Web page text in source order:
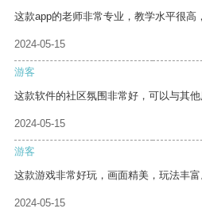
这款app的老师非常专业，教学水平很高
2024-05-15
游客
这款软件的社区氛围非常好，可以与其他
2024-05-15
游客
这款游戏非常好玩，画面精美，玩法丰富
2024-05-15